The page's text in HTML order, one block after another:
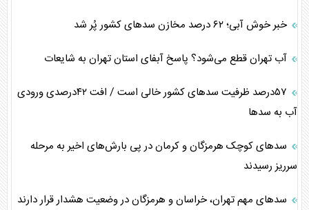
خبر خوش آبی؛ ۶۲ درصد مخازن سدهای کشور پُر شد
آب تهران قطع می‌شود؟ پاسخ آبفای استان تهران به شایعات
۵۷درصد ظرفیت سد‌های کشور خالی است / افت ۴۲درصدی ورودی
آب به سد‌ها
سدهای کوچک هرمزگان و کرمان در پی بارش‌های اخیر به مرحله
سرریز رسیدند
سدهای مهم تهران، خراسان و هرمزگان در وضعیت هشدار قرار دارند